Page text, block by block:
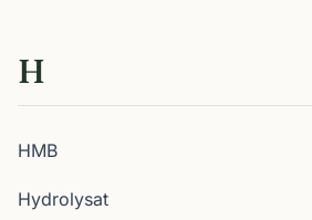
H
HMB
Hydrolysat